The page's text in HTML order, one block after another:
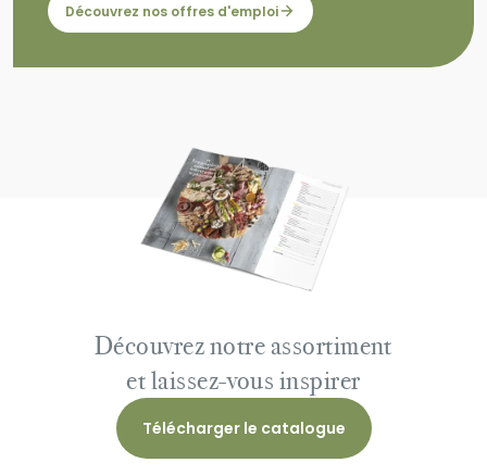
Découvrez nos offres d'emploi
Découvrez notre assortiment
et laissez-vous inspirer
Télécharger le catalogue